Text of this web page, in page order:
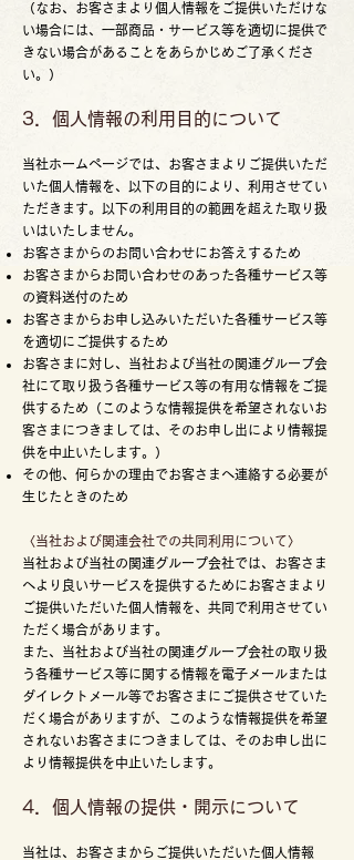
（なお、お客さまより個人情報をご提供いただけな
い場合には、一部商品・サービス等を適切に提供で
きない場合があることをあらかじめご了承くださ
い。）
3．個人情報の利用目的について
当社ホームページでは、お客さまよりご提供いただ
いた個人情報を、以下の目的により、利用させてい
ただきます。以下の利用目的の範囲を超えた取り扱
いはいたしません。
お客さまからのお問い合わせにお答えするため
お客さまからお問い合わせのあった各種サービス等
の資料送付のため
お客さまからお申し込みいただいた各種サービス等
を適切にご提供するため
お客さまに対し、当社および当社の関連グループ会
社にて取り扱う各種サービス等の有用な情報をご提
供するため（このような情報提供を希望されないお
客さまにつきましては、そのお申し出により情報提
供を中止いたします。）
その他、何らかの理由でお客さまへ連絡する必要が
生じたときのため
〈当社および関連会社での共同利用について〉
当社および当社の関連グループ会社では、お客さま
へより良いサービスを提供するためにお客さまより
ご提供いただいた個人情報を、共同で利用させてい
ただく場合があります。
また、当社および当社の関連グループ会社の取り扱
う各種サービス等に関する情報を電子メールまたは
ダイレクトメール等でお客さまにご提供させていた
だく場合がありますが、このような情報提供を希望
されないお客さまにつきましては、そのお申し出に
より情報提供を中止いたします。
4．個人情報の提供・開示について
当社は、お客さまからご提供いただいた個人情報